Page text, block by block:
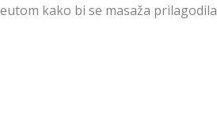
kako bi se masaža prilagodila